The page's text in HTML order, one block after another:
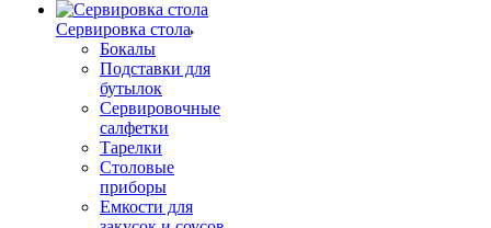
Сервировка стола
Бокалы
Подставки для
бутылок
Сервировочные
салфетки
Тарелки
Столовые
приборы
Емкости для